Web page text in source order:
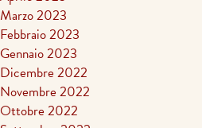
Marzo 2023
Febbraio 2023
Gennaio 2023
Dicembre 2022
Novembre 2022
Ottobre 2022